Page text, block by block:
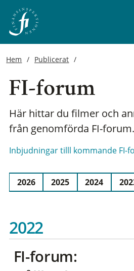
Hem Publicerat
FI-forum
Här hittar du filmer och
från genomförda FI-forum.
Inbjudningar tilll kommande FI-
2026 2025 2024
2022
FI-forum: